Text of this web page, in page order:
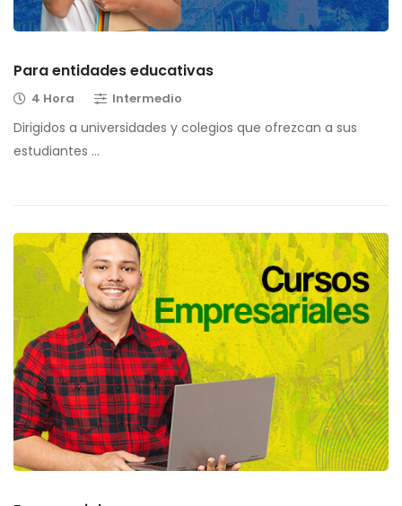
Para entidades educativas
4 Hora Intermedio
Dirigidos a universidades y colegios que ofrezcan a sus
estudiantes …